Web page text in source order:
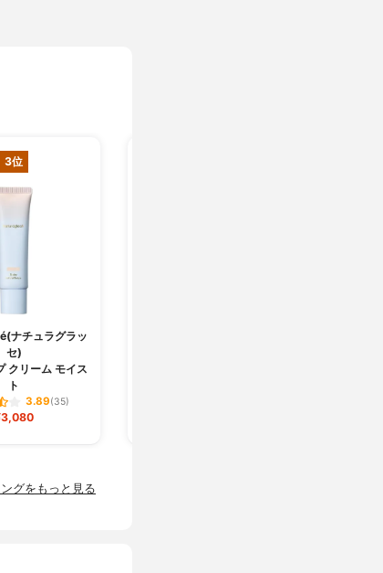
3位
ナチュラグラッ
セ)
クリーム モイス
ト
3.89(35)
グをもっと見る